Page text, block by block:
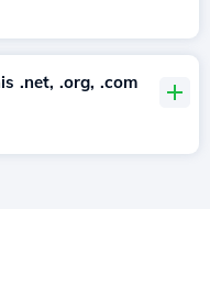
.net, .org, .com